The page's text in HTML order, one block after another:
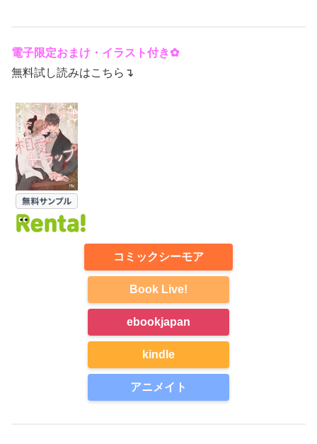
電子限定おまけ・イラスト付き✿
無料試し読みはこちら↴
コミックシーモア
Book Live!
ebookjapan
kindle
アニメイト